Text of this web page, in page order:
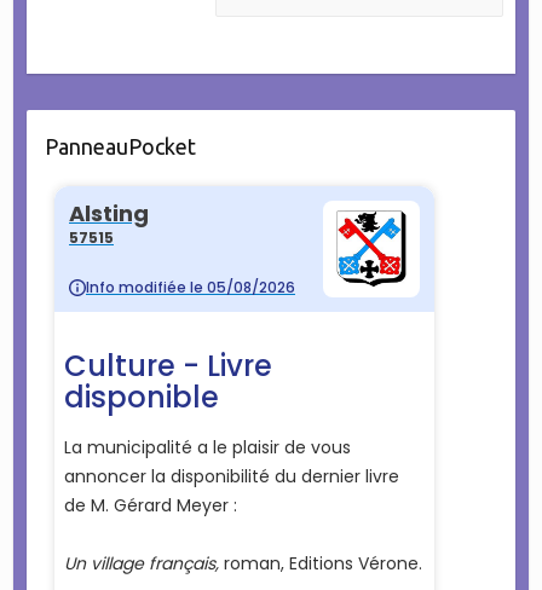
PanneauPocket